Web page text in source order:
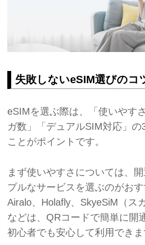
失敗しないeSIM選びのコ
eSIMを選ぶ際は、「使いやす
ガ数」「デュアルSIM対応」の
ことがポイントです。
まず使いやすさについては、
プルなサービスを選ぶのがおす
Airalo、Holafly、SkyeSiM（ス
などは、QRコードで簡単に開
初心者でも安心して利用できま